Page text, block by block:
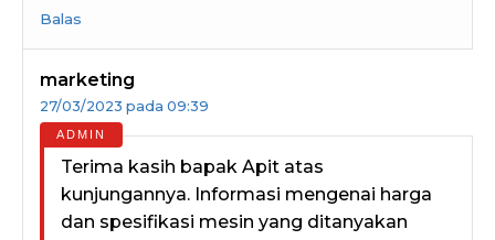
Balas
marketing
27/03/2023 pada 09:39
Terima kasih bapak Apit atas
kunjungannya. Informasi mengenai harga
dan spesifikasi mesin yang ditanyakan